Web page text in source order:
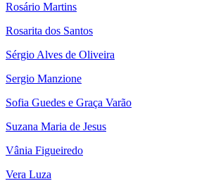
Rosário Martins
Rosarita dos Santos
Sérgio Alves de Oliveira
Sergio Manzione
Sofia Guedes e Graça Varão
Suzana Maria de Jesus
Vânia Figueiredo
Vera Luza